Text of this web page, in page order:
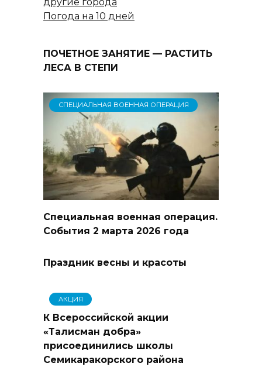
Погода на 10 дней
ПОЧЕТНОЕ ЗАНЯТИЕ — РАСТИТЬ
ЛЕСА В СТЕПИ
СПЕЦИАЛЬНАЯ ВОЕННАЯ ОПЕРАЦИЯ
Специальная военная операция.
События 2 марта 2026 года
Праздник весны и красоты
АКЦИЯ
К Всероссийской акции
«Талисман добра»
присоединились школы
Семикаракорского района